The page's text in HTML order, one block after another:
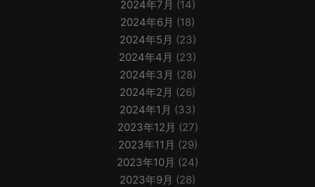
2024年7月 (14)
2024年6月 (18)
2024年5月 (23)
2024年4月 (23)
2024年3月 (28)
2024年2月 (26)
2024年1月 (33)
2023年12月 (27)
2023年11月 (29)
2023年10月 (24)
2023年9月 (28)